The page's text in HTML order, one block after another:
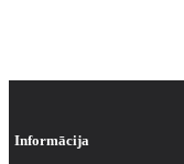
Informācija